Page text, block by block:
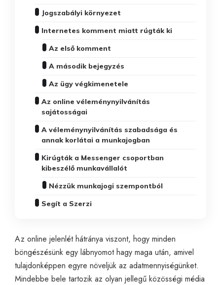
Jogszabályi környezet
Internetes komment miatt rúgták ki
Az első komment
A második bejegyzés
Az ügy végkimenetele
Az online véleménynyilvánítás
sajátosságai
A véleménynyilvánítás szabadsága és
annak korlátai a munkajogban
Kirúgták a Messenger csoportban
kibeszélő munkavállalót
Nézzük munkajogi szempontból
Segít a Szerzi
Az online jelenlét hátránya viszont, hogy minden
böngészésünk egy lábnyomot hagy maga után, amivel
tulajdonképpen egyre növeljük az adatmennyiségünket.
Mindebbe bele tartozik az olyan jellegű közösségi média